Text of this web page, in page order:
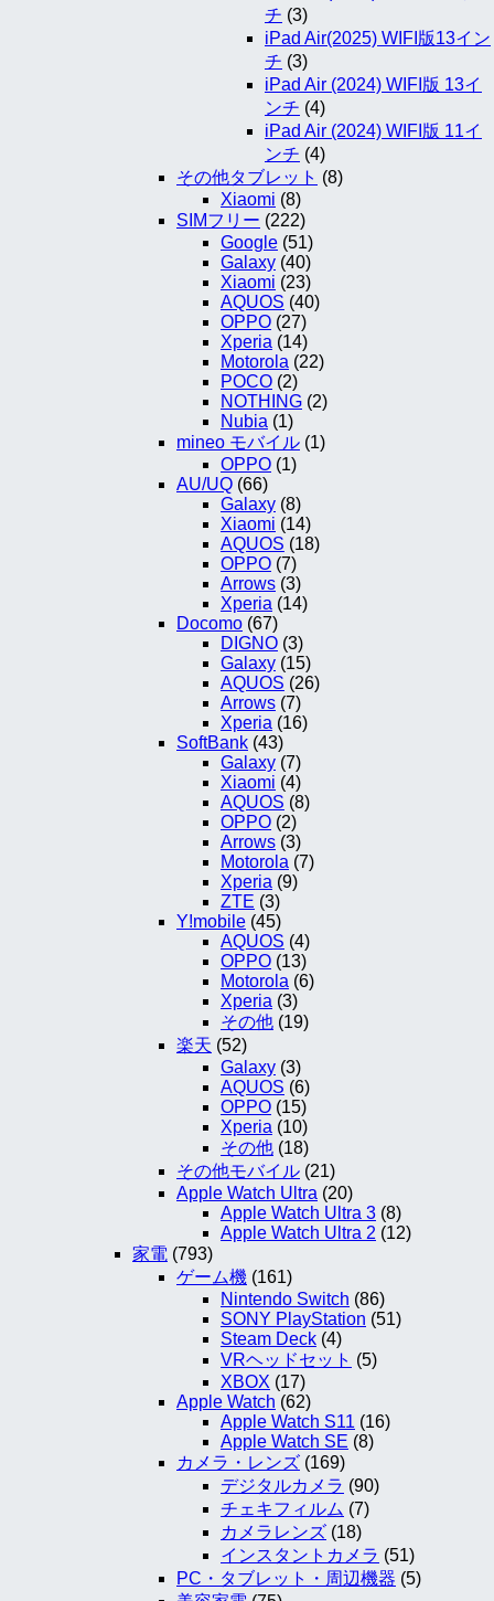
チ (3)
iPad Air(2025) WIFI版13イン
チ (3)
iPad Air (2024) WIFI版 13イ
ンチ (4)
iPad Air (2024) WIFI版 11イ
ンチ (4)
その他タブレット (8)
Xiaomi (8)
SIMフリー (222)
Google (51)
Galaxy (40)
Xiaomi (23)
AQUOS (40)
OPPO (27)
Xperia (14)
Motorola (22)
POCO (2)
NOTHING (2)
Nubia (1)
mineo モバイル (1)
OPPO (1)
AU/UQ (66)
Galaxy (8)
Xiaomi (14)
AQUOS (18)
OPPO (7)
Arrows (3)
Xperia (14)
Docomo (67)
DIGNO (3)
Galaxy (15)
AQUOS (26)
Arrows (7)
Xperia (16)
SoftBank (43)
Galaxy (7)
Xiaomi (4)
AQUOS (8)
OPPO (2)
Arrows (3)
Motorola (7)
Xperia (9)
ZTE (3)
Y!mobile (45)
AQUOS (4)
OPPO (13)
Motorola (6)
Xperia (3)
その他 (19)
楽天 (52)
Galaxy (3)
AQUOS (6)
OPPO (15)
Xperia (10)
その他 (18)
その他モバイル (21)
Apple Watch Ultra (20)
Apple Watch Ultra 3 (8)
Apple Watch Ultra 2 (12)
家電 (793)
ゲーム機 (161)
Nintendo Switch (86)
SONY PlayStation (51)
Steam Deck (4)
VRヘッドセット (5)
XBOX (17)
Apple Watch (62)
Apple Watch S11 (16)
Apple Watch SE (8)
カメラ・レンズ (169)
デジタルカメラ (90)
チェキフィルム (7)
カメラレンズ (18)
インスタントカメラ (51)
PC・タブレット・周辺機器 (5)